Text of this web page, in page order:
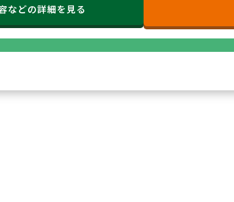
たな環境でも安心して勤務を開始でき
ます。
などの詳細を見る